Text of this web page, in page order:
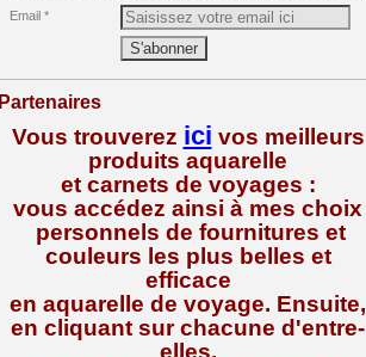
Email
Partenaires
Vous trouverez ici vos meilleurs
produits aquarelle
et carnets de voyages :
vous accédez ainsi à mes choix
personnels de fournitures et
couleurs les plus belles et
efficace
en aquarelle de voyage. Ensuite,
en cliquant sur chacune d'entre-
elles,